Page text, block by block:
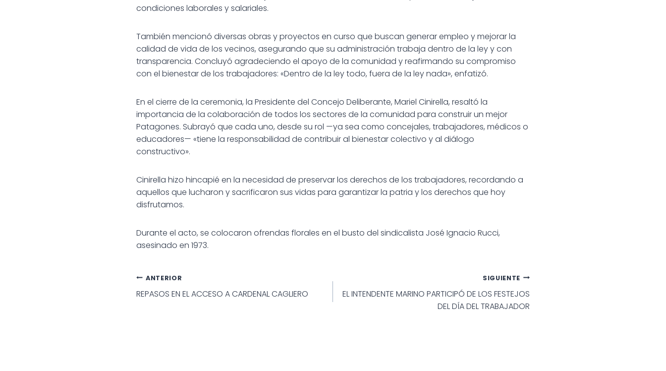
condiciones laborales y salariales.
También mencionó diversas obras y proyectos en curso que buscan generar empleo y mejorar la
calidad de vida de los vecinos, asegurando que su administración trabaja dentro de la ley y con
transparencia. Concluyó agradeciendo el apoyo de la comunidad y reafirmando su compromiso
con el bienestar de los trabajadores: «Dentro de la ley todo, fuera de la ley nada», enfatizó.
En el cierre de la ceremonia, la Presidente del Concejo Deliberante, Mariel Cinirella, resaltó la
importancia de la colaboración de todos los sectores de la comunidad para construir un mejor
Patagones. Subrayó que cada uno, desde su rol —ya sea como concejales, trabajadores, médicos o
educadores— «tiene la responsabilidad de contribuir al bienestar colectivo y al diálogo
constructivo».
Cinirella hizo hincapié en la necesidad de preservar los derechos de los trabajadores, recordando a
aquellos que lucharon y sacrificaron sus vidas para garantizar la patria y los derechos que hoy
disfrutamos.
Durante el acto, se colocaron ofrendas florales en el busto del sindicalista José Ignacio Rucci,
asesinado en 1973.
Navegación
ANTERIOR
REPASOS EN EL ACCESO A CARDENAL CAGLIERO
SIGUIENTE
EL INTENDENTE MARINO PARTICIPÓ DE LOS FESTEJOS
DEL DÍA DEL TRABAJADOR